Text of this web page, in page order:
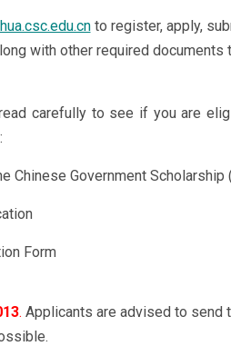
to register, apply,
with other required documents
carefully to see if you are
Chinese Government Scholarship
Form
. Applicants are advised to send